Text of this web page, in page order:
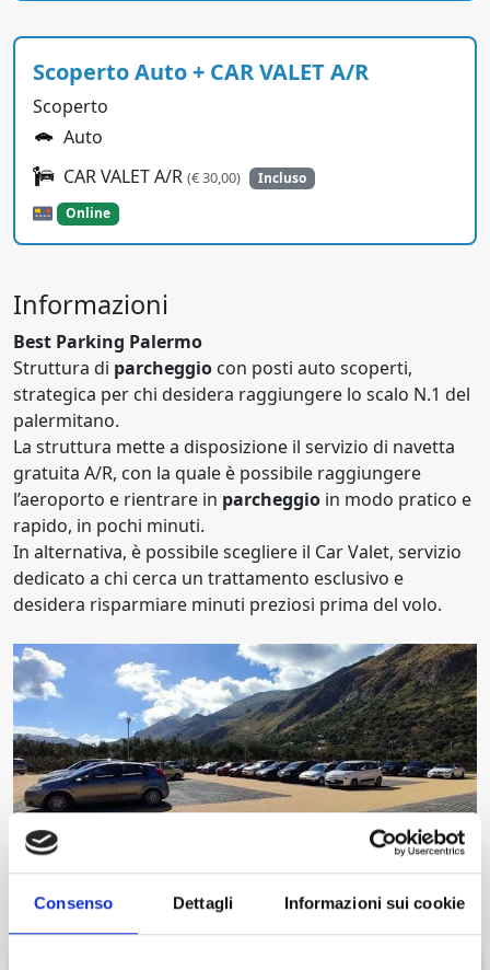
Consenso Dettagli Informazioni sui cookie
Scoperto Auto + CAR VALET A/R
Scoperto
Auto
CAR VALET A/R (€ 30,00)
Incluso
Online
Informazioni
Best Parking Palermo
Struttura di parcheggio con posti auto scoperti,
strategica per chi desidera raggiungere lo scalo N.1 del
palermitano.
La struttura mette a disposizione il servizio di navetta
gratuita A/R, con la quale è possibile raggiungere
l’aeroporto e rientrare in parcheggio in modo pratico e
rapido, in pochi minuti.
In alternativa, è possibile scegliere il Car Valet, servizio
dedicato a chi cerca un trattamento esclusivo e
desidera risparmiare minuti preziosi prima del volo.